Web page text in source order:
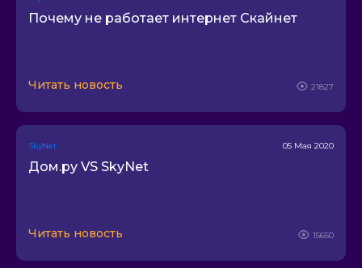
Интернет 78
Амстердам Телеком
Катрина
Прометей
UniWeb
Почему не работает интернет Скайнет
Читать новость 21827
SkyNet 05 Мая 2020
Дом.ру VS SkyNet
Читать новость 15650